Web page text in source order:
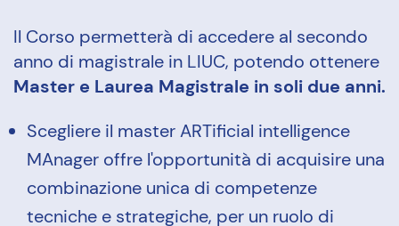
Il Corso permetterà di accedere al secondo
anno di magistrale in LIUC, potendo ottenere
Master e Laurea Magistrale in soli due anni.
Scegliere il master ARTificial intelligence
MAnager offre l'opportunità di acquisire una
combinazione unica di competenze
tecniche e strategiche, per un ruolo di